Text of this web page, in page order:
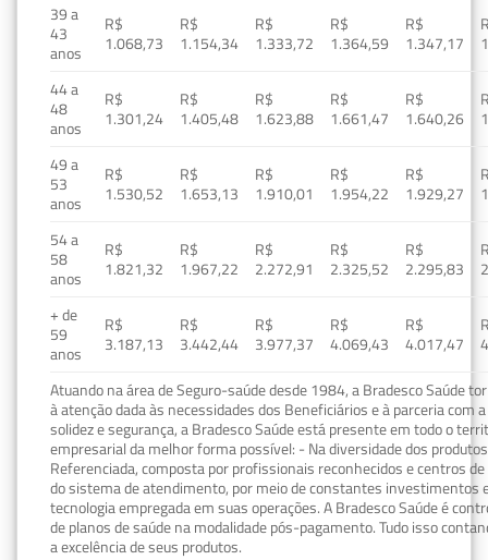
39 a
43
anos
R$
1.068,73
R$
1.154,34
R$
1.333,72
R$
1.364,59
R$
1.347,17
44 a
48
anos
R$
1.301,24
R$
1.405,48
R$
1.623,88
R$
1.661,47
R$
1.640,26
49 a
53
anos
R$
1.530,52
R$
1.653,13
R$
1.910,01
R$
1.954,22
R$
1.929,27
54 a
58
anos
R$
1.821,32
R$
1.967,22
R$
2.272,91
R$
2.325,52
R$
2.295,83
+ de
59
anos
R$
3.187,13
R$
3.442,44
R$
3.977,37
R$
4.069,43
R$
4.017,47
Atuando na área de Seguro-saúde desde 1984, a Bradesco Saúde
à atenção dada às necessidades dos Beneficiários e à parceria com
solidez e segurança, a Bradesco Saúde está presente em todo o
empresarial da melhor forma possível: - Na diversidade dos
Referenciada, composta por profissionais reconhecidos e centros
do sistema de atendimento, por meio de constantes investimentos
tecnologia empregada em suas operações. A Bradesco Saúde é
de planos de saúde na modalidade pós-pagamento. Tudo isso
a excelência de seus produtos.